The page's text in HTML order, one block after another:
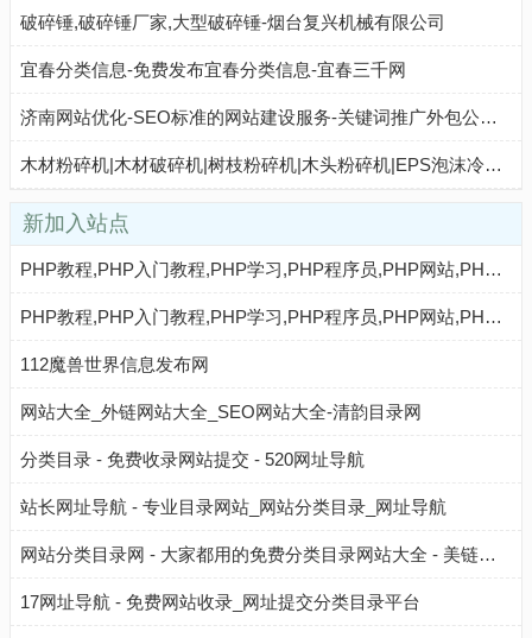
破碎锤,破碎锤厂家,大型破碎锤-烟台复兴机械有限公司
宜春分类信息-免费发布宜春分类信息-宜春三千网
济南网站优化-SEO标准的网站建设服务-关键词推广外包公司-老威SEO
木材粉碎机|木材破碎机|树枝粉碎机|木头粉碎机|EPS泡沫冷压机-河南恒昌环保机械有限公司
新加入站点
PHP教程,PHP入门教程,PHP学习,PHP程序员,PHP网站,PHP视频教程,Mysql教程,CMS教程,AI收录网 - AI收录网
PHP教程,PHP入门教程,PHP学习,PHP程序员,PHP网站,PHP视频教程,Mysql教程,CMS教程,AI秒收录 - AI秒收录
112魔兽世界信息发布网
网站大全_外链网站大全_SEO网站大全-清韵目录网
分类目录 - 免费收录网站提交 - 520网址导航
站长网址导航 - 专业目录网站_网站分类目录_网址导航
网站分类目录网 - 大家都用的免费分类目录网站大全 - 美链目录
17网址导航 - 免费网站收录_网址提交分类目录平台